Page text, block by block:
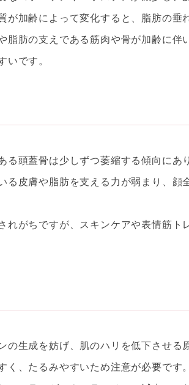
が加齢によって変化すると、脂肪の垂
脂肪の支えである筋肉や骨が加齢に伴
いです。
る頭蓋骨は少しずつ萎縮する傾向にあ
る皮膚や脂肪を支える力が弱まり、顔
れがちですが、スキンケアや表情筋ト
の生成を妨げ、肌のハリを低下させる
く、たるみやすいため注意が必要です